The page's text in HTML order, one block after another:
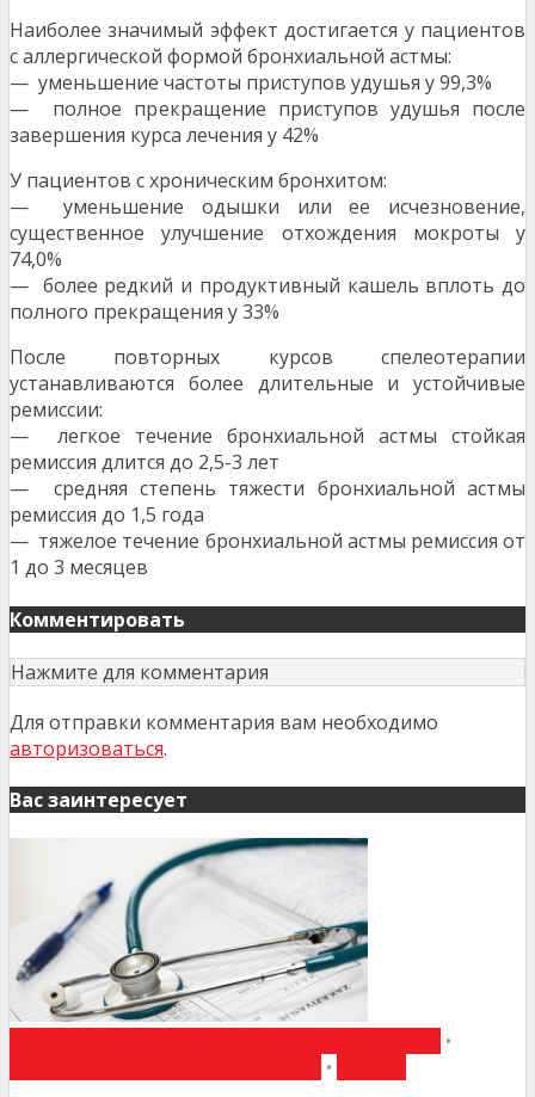
Наиболее значимый эффект достигается у пациентов
с аллергической формой бронхиальной аст­мы:
— уменьшение частоты приступов удушья у 99,3%
— полное прекращение приступов удушья после
завершения курса лечения у 42%
У пациентов с хроническим бронхитом:
— уменьшение одышки или ее исчезновение,
существенное улучшение отхождения мокроты у
74,0%
— более редкий и продуктивный кашель вплоть до
полного прекращения у 33%
После повторных курсов спелеотерапии
устанавливаются более длительные и устойчивые
ремис­сии:
— легкое течение бронхиальной астмы стойкая
ремиссия длится до 2,5-3 лет
— средняя степень тяжести бронхиальной астмы
ремиссия до 1,5 года
— тяжелое течение бронхиальной астмы ремиссия от
1 до 3 месяцев
Комментировать
Нажмите для комментария
Для отправки комментария вам необходимо
авторизоваться.
Вас заинтересует
•
•